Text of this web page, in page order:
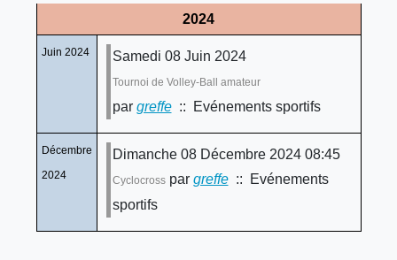
2024
Juin 2024 Samedi 08 Juin 2024
Tournoi de Volley-Ball amateur
par greffe:: Evénements sportifs
Décembre
2024
Dimanche 08 Décembre 2024 08:45
Cyclocrosspar greffe:: Evénements
sportifs